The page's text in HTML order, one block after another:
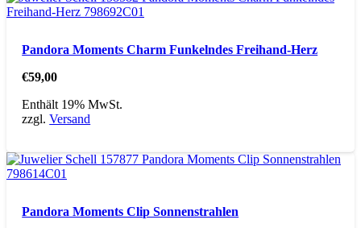
Pandora Moments Charm Funkelndes Freihand-Herz
€59,00
Enthält 19% MwSt.
zzgl.Versand
Pandora Moments Clip Sonnenstrahlen